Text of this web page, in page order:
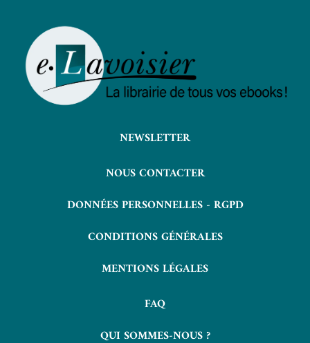
NEWSLETTER
NOUS CONTACTER
DONNÉES PERSONNELLES - RGPD
CONDITIONS GÉNÉRALES
MENTIONS LÉGALES
FAQ
QUI SOMMES-NOUS ?